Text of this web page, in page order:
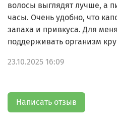
волосы выглядят лучше, а
часы. Очень удобно, что
запаха и привкуса. Для
поддерживать организм
23.10.2025 16:09
Написать отзыв